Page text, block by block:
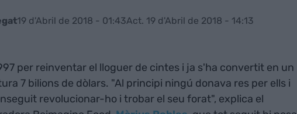
19 d'Abril de 2018 - 01:43Act. 19 d'Abril de 2018 - 14:13
per reinventar el lloguer de cintes i ja s'ha convertit en un
7 bilions de dòlars. "Al principi ningú donava res per ells i
revolucionar-ho i trobar el seu forat", explica el